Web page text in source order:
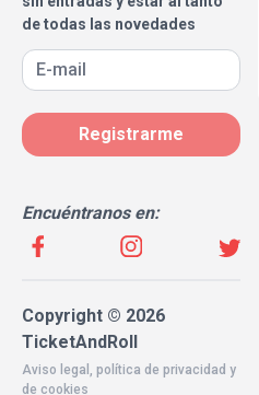
de todas las novedades
Registrarme
Encuéntranos en:
Copyright © 2026
TicketAndRoll
Aviso legal , política de privacidad y
de cookies